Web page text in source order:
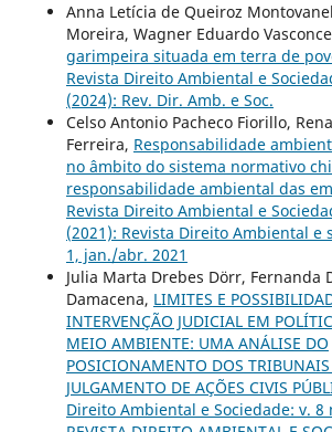
Anna Letícia de Queiroz
Moreira, Wagner Eduardo
garimpeira situada em terra de
Revista Direito Ambiental e
(2024): Rev. Dir. Amb. e Soc.
Celso Antonio Pacheco Fiorillo,
Ferreira, Responsabilidade
no âmbito do sistema normativo
responsabilidade ambiental das
Revista Direito Ambiental e
(2021): Revista Direito Ambiental e
1, jan./abr. 2021
Julia Marta Drebes Dörr, Fernanda
Damacena, LIMITES E
INTERVENÇÃO JUDICIAL EM
MEIO AMBIENTE: UMA ANÁLISE DO
POSICIONAMENTO DOS
JULGAMENTO DE AÇÕES CIVIS
Direito Ambiental e Sociedade: v. 8